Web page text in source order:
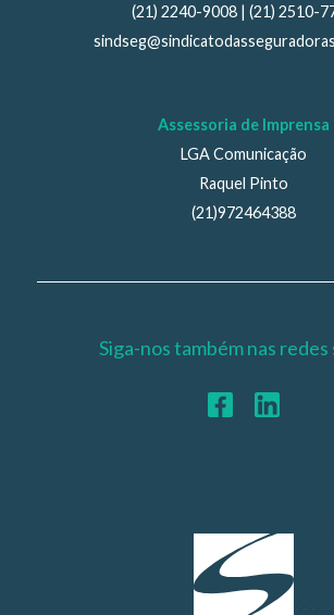
(21) 2240-9008 | (21) 2510-
Assessoria de Imprensa
LGA Comunicação
Raquel Pinto
(21)972464388
Siga-nos também nas redes